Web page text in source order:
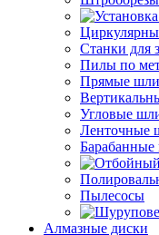
Станки для
Пилы по
Прямые
Угловые
Ленточные
Пылесосы
Алмазные диски